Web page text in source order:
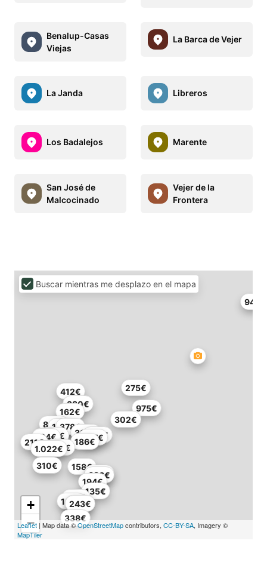
Benalup-Casas
Viejas
La Barca de Vejer
La Janda Libreros
Los Badalejos Marente
San José de
Malcocinado
Vejer de la
Frontera
162€
94€
135€
198€
186€
302€
215€
162€
310€
243€
430€
833€
387€
211€
975€
275€
158€
338€
190€
194€
980€
378€
164€
1.022€
380€
398€
686€
412€
499€
390€
+
−
Leaflet | Map data ©OpenStreetMapcontributors, CC-BY-SA, Imagery ©
MapTiler
Buscar mientras me desplazo en el mapa